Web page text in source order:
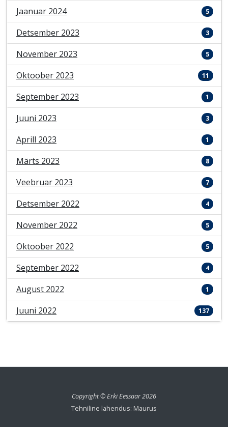
Jaanuar 2024 5
Detsember 2023 3
November 2023 5
Oktoober 2023 11
September 2023 1
Juuni 2023 3
Aprill 2023 1
Märts 2023 8
Veebruar 2023 7
Detsember 2022 4
November 2022 5
Oktoober 2022 5
September 2022 4
August 2022 1
Juuni 2022 137
Copyright © Erki Eessaar 2026
Tehniline lahendus: Maurus